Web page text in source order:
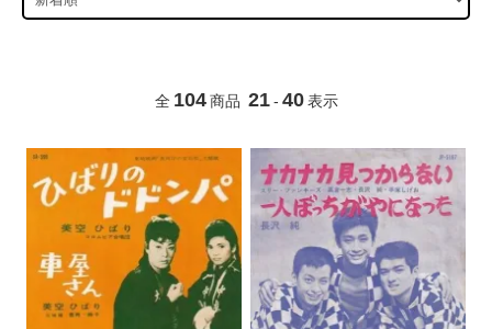
全 104 商品 21 - 40 表示